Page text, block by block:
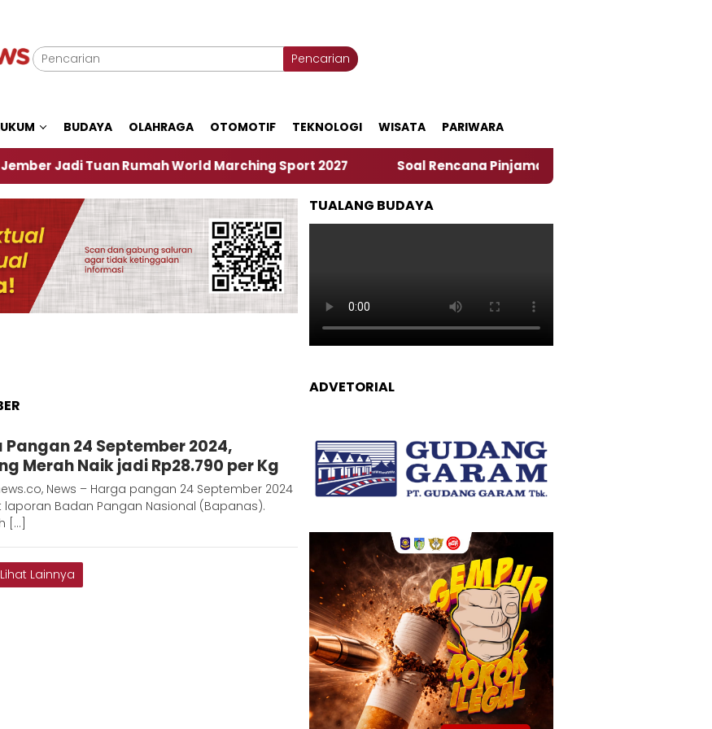
Pencarian
BUDAYA OLAHRAGA OTOMOTIF TEKNOLOGI WISATA PARIWARA
Tuan Rumah World Marching Sport 2027 ‎Soal Rencana Pinjaman Daerah Pemkab Jember, Ini
Pangan 24 September 2024,
Merah Naik jadi Rp28.790 per Kg
News – Harga pangan 24 September 2024
laporan Badan Pangan Nasional (Bapanas).
[…]
Lihat Lainnya
TUALANG BUDAYA
ADVETORIAL